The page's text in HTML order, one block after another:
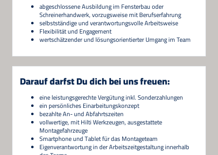
abgeschlossene Ausbildung im Fensterbau oder
Schreinerhandwerk, vorzugsweise mit Berufserfahrung
selbstständige und verantwortungsvolle Arbeitsweise
Flexibilität und Engagement
wertschätzender und lösungsorientierter Umgang im Team
Darauf darfst Du dich bei uns freuen:
eine leistungsgerechte Vergütung inkl. Sonderzahlungen
ein persönliches Einarbeitungskonzept
bezahlte An- und Abfahrtszeiten
vollwertige, mit Hilti Werkzeugen, ausgestattete
Montagefahrzeuge
Smartphone und Tablet für das Montageteam
Eigenverantwortung in der Arbeitszeitgestaltung innerhalb